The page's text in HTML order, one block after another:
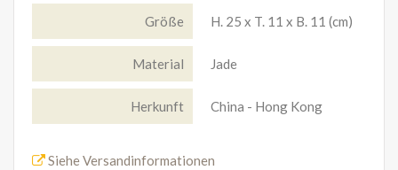
Größe H. 25 x T. 11 x B. 11 (cm)
Material Jade
Herkunft China - Hong Kong
Siehe Versandinformationen